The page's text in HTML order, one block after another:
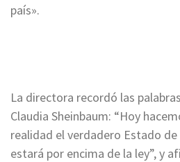
país».
La directora recordó las
Claudia Sheinbaum: “Hoy
realidad el verdadero Estado
estará por encima de la ley”, y